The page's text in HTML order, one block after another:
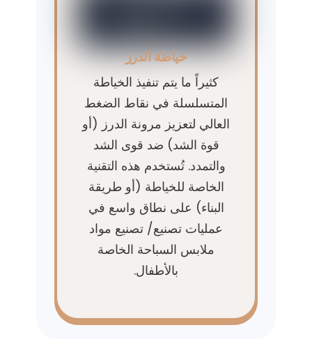
خياطة الدرز
كثيراً ما يتم تنفيذ الخياطة
المتسلسلة في نقاط الضغط
العالي لتعزيز مرونة الدرز (أو
قوة الشد) ضد قوى الشد
والتمدد. تُستخدم هذه التقنية
الخاصة للخياطة (أو طريقة
البناء) على نطاق واسع في
عمليات تصنيع/ تصنيع مواد
ملابس السباحة الخاصة
بالأطفال.